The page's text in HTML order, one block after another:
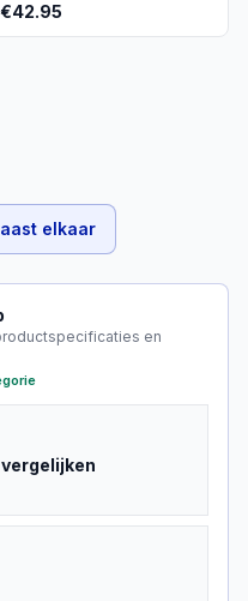
€42.95
elkaar
en
vergelijken